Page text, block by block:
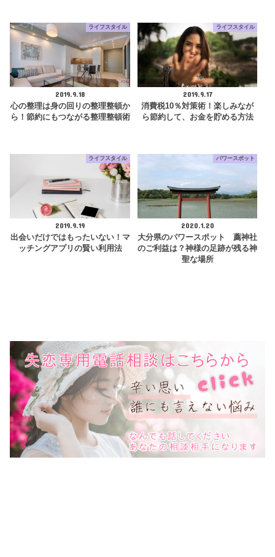
ライフスタイル
2019.9.18
心の整理は身の回りの整理整頓か
ら！節約にもつながる整理整頓術
ライフスタイル
2019.9.17
消費税10％対策術！楽しみなが
ら節約して、お金を貯める方法
ライフスタイル
2019.9.19
出会いだけではもったいない！マ
ッチングアプリの賢い利用法
パワースポット
2020.1.20
大分県のパワースポット 薦神社
のご利益は？神様の足跡が残る神
聖な場所